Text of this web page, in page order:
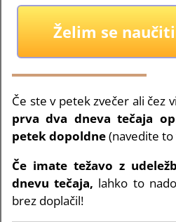
Želim se
Če ste v petek zvečer ali čez
prva dva dneva tečaja
petek dopoldne(navedite to
Če imate težavo z
dnevu tečaja, lahko to
brez doplačil!